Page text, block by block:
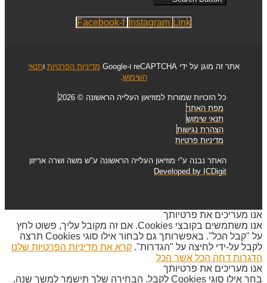
Facebook-f Instagram Link
אתר זה מוגן על ידי reCAPTCHA ו-Google מדיניות הפרטיות ותנאי
השימוש
כל הזכויות שמורות למוזיאון העלייה הראשונה © 2026
מפת האתר
תנאי שימוש
הצהרת נגישות
מדיניות פרטיות
האתר נבנה ע"י מוזיאון העלייה הראשונה ע"ש משה ושרה אריזון
Developed by ICDigit
אנו מעריכים את פרטיותך
אנו משתמשים בקובצי Cookies. אם זה מקובל עליך, פשוט לחץ
על "קבל הכל". באפשרותך גם לבחור אילו סוגי Cookies תרצה
לקבל על-ידי לחיצה על "הגדרות". קרא את מדיניות הפרטיות שלנו
הדגרות דחה הכל אשר הכל
אנו מעריכים את פרטיותך
בחר אילו סוגי Cookies לקבל. הבחירה שלך תישמר למשך שנה.